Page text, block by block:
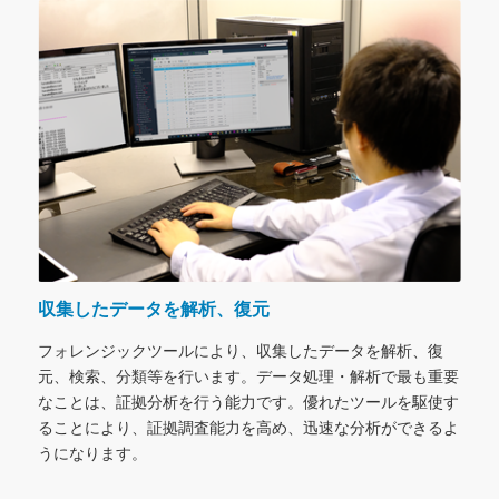
収集したデータを解析、復元
フォレンジックツールにより、収集したデータを解析、復
元、検索、分類等を行います。データ処理・解析で最も重要
なことは、証拠分析を行う能力です。優れたツールを駆使す
ることにより、証拠調査能力を高め、迅速な分析ができるよ
うになります。